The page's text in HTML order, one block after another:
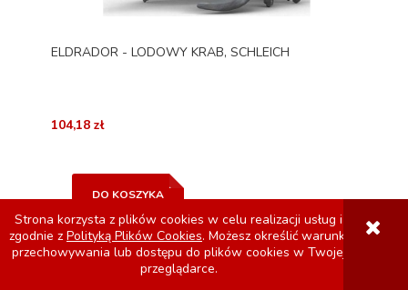
Strona korzysta z plików cookies w celu realizacji usług i
zgodnie z Polityką Plików Cookies. Możesz określić warunki
przechowywania lub dostępu do plików cookies w Twojej
przeglądarce.
ELDRADOR - LODOWY KRAB, SCHLEICH
104,18 zł
DO KOSZYKA